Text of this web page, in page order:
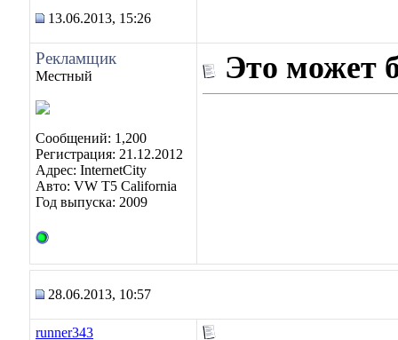
13.06.2013, 15:26
Рекламщик
Местный
Сообщений: 1,200
Регистрация: 21.12.2012
Адрес: InternetCity
Авто: VW T5 California
Год выпуска: 2009
Это может
28.06.2013, 10:57
runner343